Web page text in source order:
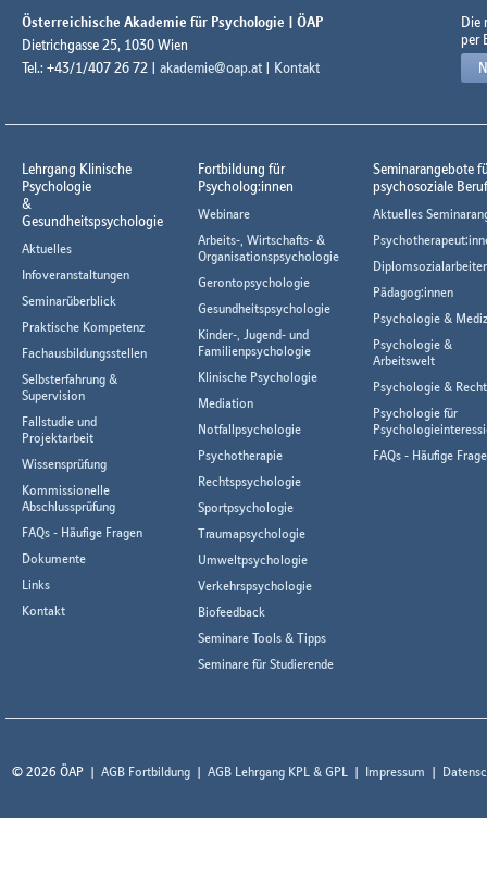
Österreichische Akademie für Psychologie | ÖAP
Dietrichgasse 25, 1030 Wien
Tel.: +43/1/407 26 72 | akademie@oap.at | Kontakt
Die
per
Lehrgang Klinische
Psychologie
&
Gesundheitspsychologie
Aktuelles
Infoveranstaltungen
Seminarüberblick
Praktische Kompetenz
Fachausbildungsstellen
Selbsterfahrung &
Supervision
Fallstudie und
Projektarbeit
Wissensprüfung
Kommissionelle
Abschlussprüfung
FAQs - Häufige Fragen
Dokumente
Links
Kontakt
Fortbildung für
Psycholog:innen
Webinare
Arbeits-, Wirtschafts- &
Organisationspsychologie
Gerontopsychologie
Gesundheitspsychologie
Kinder-, Jugend- und
Familienpsychologie
Klinische Psychologie
Mediation
Notfallpsychologie
Psychotherapie
Rechtspsychologie
Sportpsychologie
Traumapsychologie
Umweltpsychologie
Verkehrspsychologie
Biofeedback
Seminare Tools & Tipps
Seminare für Studierende
Seminarangebote
psychosoziale
Aktuelles
Pädagog:innen
Psychologie &
Psychologie &
Arbeitswelt
Psychologie & Recht
Psychologie für
FAQs - Häufige
© 2026 ÖAP AGB Fortbildung AGB Lehrgang KPL & GPL Impressum